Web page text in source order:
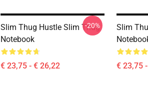
Slim Thug Hustle Slim Thug
Notebook
€ 23,75 - € 26,22
-20%
Slim
€ 23,75